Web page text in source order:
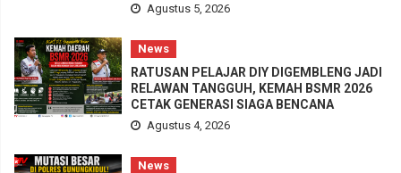
Agustus 5, 2026
News
RATUSAN PELAJAR DIY DIGEMBLENG JADI
RELAWAN TANGGUH, KEMAH BSMR 2026
CETAK GENERASI SIAGA BENCANA
Agustus 4, 2026
News